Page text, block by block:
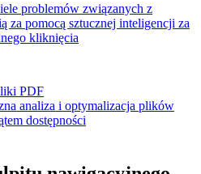
problemów związanych z
za pomocą sztucznej inteligencji za
kliknięcia
PDF
analiza i optymalizacja plików
dostępności